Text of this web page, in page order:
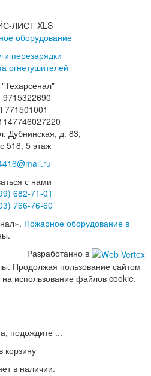
ЛИСТ XLS
оборудование
перезарядки
огнетушителей
771501001
Дубнинская, д. 83,
518, 5 этаж
с нами
682-71-01
766-76-60
Пожарное оборудование в
Разработанно в
Продолжая пользование сайтом
использование файлов cookie.
подождите ...
корзину
в наличии.